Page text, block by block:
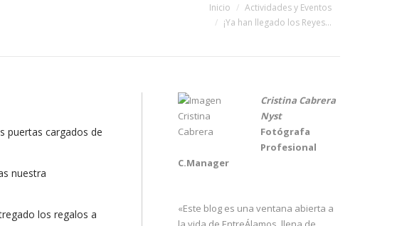
Inicio
Actividades y Eventos
¡Ya han llegado los Reyes…
puertas cargados de
nuestra
los regalos a
Cristina Cabrera
Nyst
Fotógrafa
Profesional
C.Manager
«Este blog es una ventana abierta a